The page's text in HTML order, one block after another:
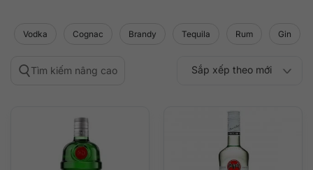
Vodka Cognac Brandy Tequila Rum Gin
Tìm kiếm nâng cao Sắp xếp theo
độ phổ biến
Sắp xếp theo mới
thấp đến cao
cao đến thấp